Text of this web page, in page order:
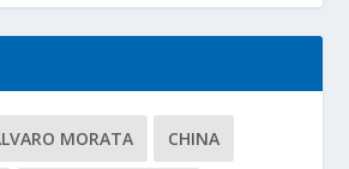
MORATA CHINA